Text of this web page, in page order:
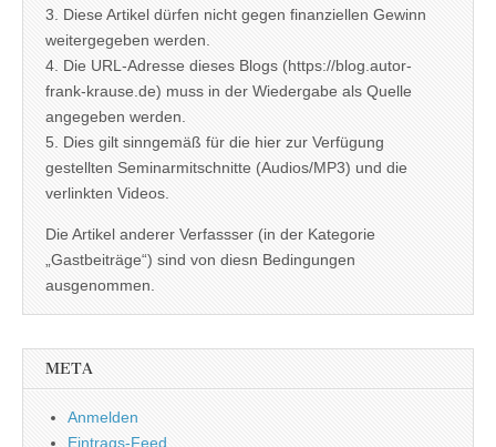
3. Diese Artikel dürfen nicht gegen finanziellen Gewinn
weitergegeben werden.
4. Die URL-Adresse dieses Blogs (https://blog.autor-
frank-krause.de) muss in der Wiedergabe als Quelle
angegeben werden.
5. Dies gilt sinngemäß für die hier zur Verfügung
gestellten Seminarmitschnitte (Audios/MP3) und die
verlinkten Videos.
Die Artikel anderer Verfassser (in der Kategorie
„Gastbeiträge“) sind von diesn Bedingungen
ausgenommen.
META
Anmelden
Eintrags-Feed